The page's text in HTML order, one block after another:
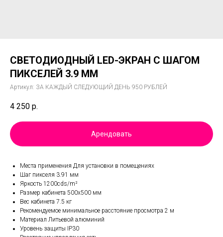
СВЕТОДИОДНЫЙ LED-ЭКРАН С ШАГОМ
ПИКСЕЛЕЙ 3.9 ММ
Артикул: ЗА КАЖДЫЙ СЛЕДУЮЩИЙ ДЕНЬ 950 РУБЛЕЙ
4 250 р.
Арендовать
Места применения Для установки в помещениях
Шаг пикселя 3.91 мм
Яркость 1200cds/m²
Размер кабинета 500х500 мм
Вес кабинета 7.5 кг
Рекомендуемое минимальное расстояние просмотра 2 м
Материал Литьевой алюминий
Уровень защиты IP30